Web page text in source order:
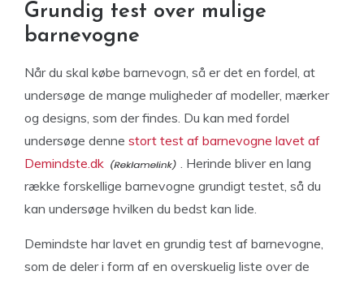
Grundig test over mulige
barnevogne
Når du skal købe barnevogn, så er det en fordel, at
undersøge de mange muligheder af modeller, mærker
og designs, som der findes. Du kan med fordel
undersøge denne stort test af barnevogne lavet af
Demindste.dk
. Herinde bliver en lang
række forskellige barnevogne grundigt testet, så du
kan undersøge hvilken du bedst kan lide.
Demindste har lavet en grundig test af barnevogne,
som de deler i form af en overskuelig liste over de